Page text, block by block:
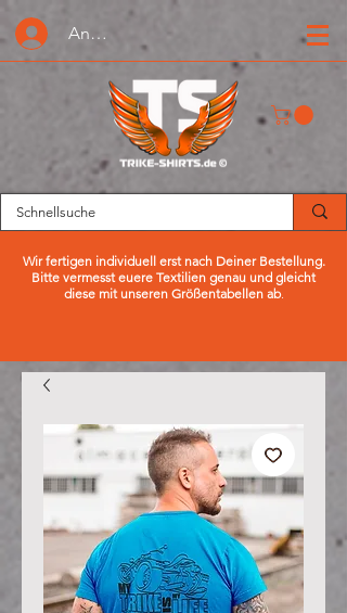
Anmelden oder Registrieren
Wir fertigen individuell erst nach Deiner Bestellung.
Bitte vermesst euere Textilien genau und gleicht
diese mit unseren Größentabellen ab.